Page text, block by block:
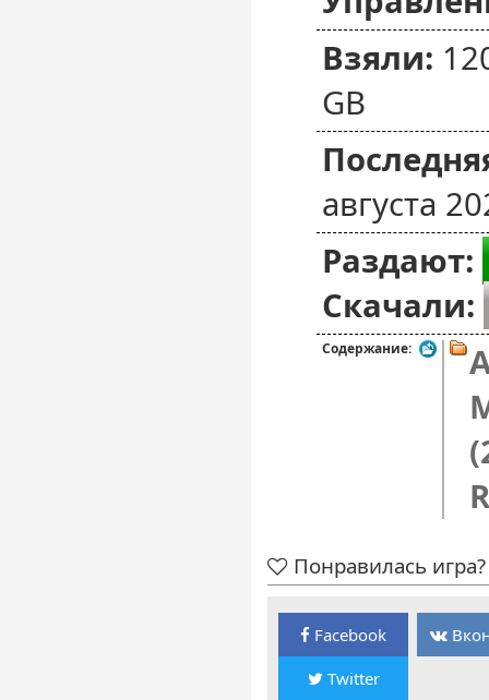
Взяли:
GB
августа
Раздают:
Скачали:
Содержание:
Понравилась
Facebook
Twitter